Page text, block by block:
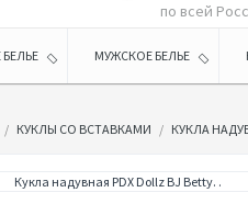
по всей
МУЖСКОЕ БЕЛЬЕ
КУКЛЫ СО ВСТАВКАМИ КУКЛА